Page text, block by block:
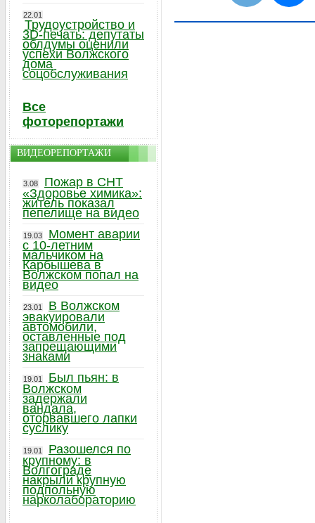
22.01
Трудоустройство и
3D-печать: депутаты
облдумы оценили
успехи Волжского
дома
соцобслуживания
Все
фоторепортажи
ВИДЕОРЕПОРТАЖИ
3.08
Пожар в СНТ
«Здоровье химика»:
житель показал
пепелище на видео
19.03
Момент аварии
с 10-летним
мальчиком на
Карбышева в
Волжском попал на
видео
23.01
В Волжском
эвакуировали
автомобили,
оставленные под
запрещающими
знаками
19.01
Был пьян: в
Волжском
задержали
вандала,
оторвавшего лапки
суслику
19.01
Разошелся по
крупному: в
Волгограде
накрыли крупную
подпольную
нарколабораторию